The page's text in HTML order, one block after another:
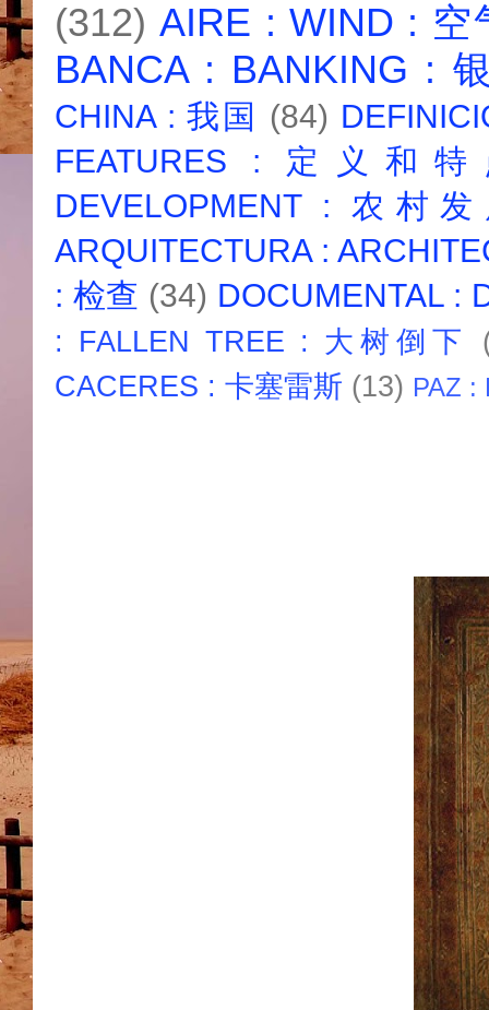
(312) AIRE : WIND : 空
BANCA : BANKING :
CHINA : 我国 (84)
FEATURES : 定义和
DEVELOPMENT : 农村
ARQUITECTURA :
: 检查 (34) DOCUMENTAL :
: FALLEN TREE : 大树倒下
CACERES : 卡塞雷斯 (13) PAZ :